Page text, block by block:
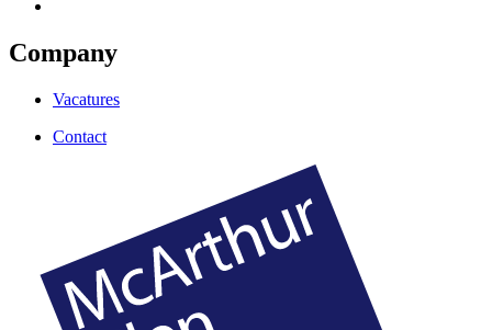
Company
Vacatures
Contact